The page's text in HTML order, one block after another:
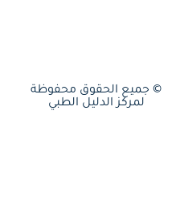
© جميع الحقوق محفوظة
لمركز الدليل الطبي